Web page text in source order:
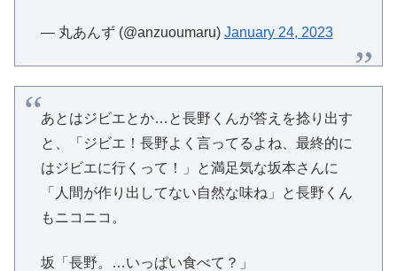
— 丸あんず (@anzuoumaru) January 24, 2023
あとはジビエとか…と長野くんが答えを捻り出す
と、「ジビエ！長野よく言ってるよね、最終的に
はジビエに行くって！」と満足気な坂本さんに
「人間が作り出してない自然な味ね」と長野くん
もニコニコ。
坂「長野。…いっぱい食べて？」